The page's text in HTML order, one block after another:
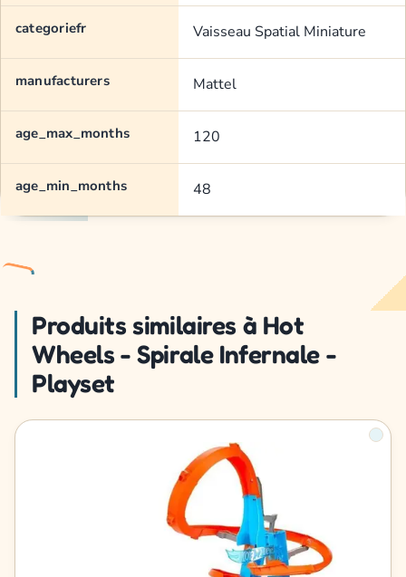
categoriefr Vaisseau Spatial Miniature
manufacturers Mattel
age_max_months 120
age_min_months 48
Produits similaires à Hot
Wheels - Spirale Infernale -
Playset